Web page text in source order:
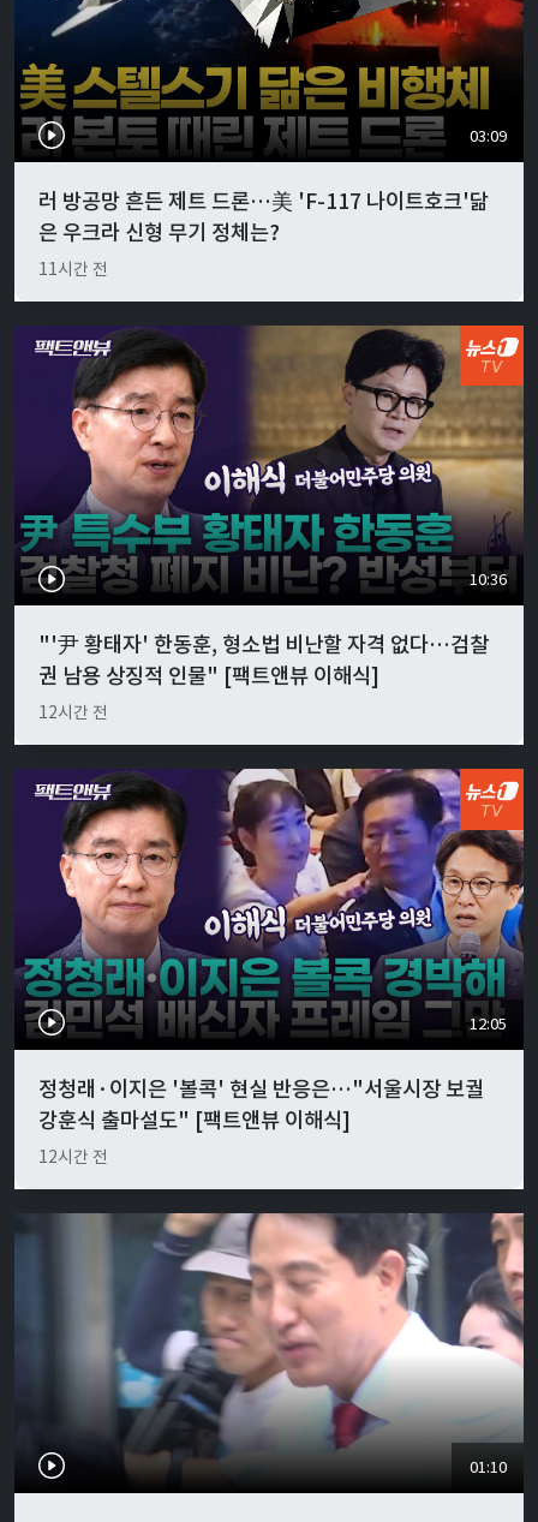
03:09
러 방공망 흔든 제트 드론…美 'F-117 나이트호크'닮
은 우크라 신형 무기 정체는?
11시간 전
10:36
"'尹 황태자' 한동훈, 형소법 비난할 자격 없다…검찰
권 남용 상징적 인물" [팩트앤뷰 이해식]
12시간 전
12:05
정청래·이지은 '볼콕' 현실 반응은…"서울시장 보궐
강훈식 출마설도" [팩트앤뷰 이해식]
12시간 전
01:10